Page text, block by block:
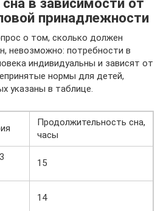
принадлежности
о том, сколько должен
невозможно: потребности в
индивидуальны и зависят от
нормы для детей,
указаны в таблице.
Продолжительность сна,
часы
15
14